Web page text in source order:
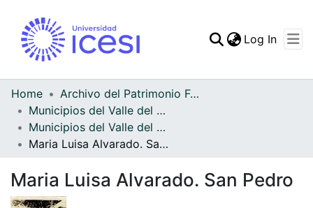
Log In
Home
Archivo del Patrimonio Fotográfico y Fílmico del Valle del Cauca
Municipios del Valle del Cauca
Municipios del Valle del Cauca
Maria Luisa Alvarado. San Pedro
Maria Luisa Alvarado. San Pedro